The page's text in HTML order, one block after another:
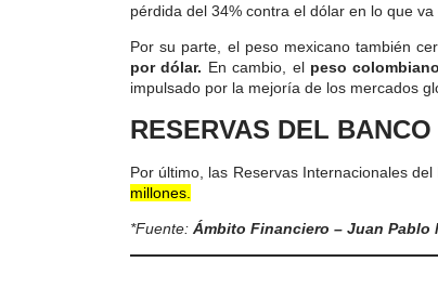
pérdida del 34% contra el dólar en lo que va
Por su parte, el peso mexicano también
por dólar. En cambio, el peso
impulsado por la mejoría de los mercados
RESERVAS DEL
Por último, las Reservas Internacionales del
millones.
*Fuente: Ámbito Financiero – Juan Pablo